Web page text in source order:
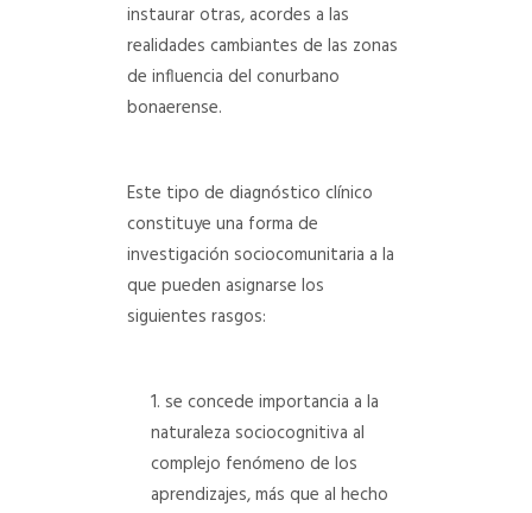
instaurar otras, acordes a las
realidades cambiantes de las zonas
de influencia del conurbano
bonaerense.
Este tipo de diagnóstico clínico
constituye una forma de
investigación sociocomunitaria a la
que pueden asignarse los
siguientes rasgos:
se concede importancia a la
naturaleza sociocognitiva al
complejo fenómeno de los
aprendizajes, más que al hecho